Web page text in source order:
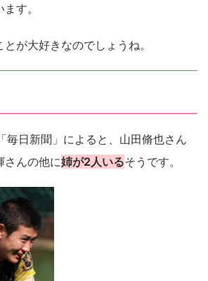
す。
が大好きなのでしょうね。
毎日新聞」によると、山田脩也さん
さんの他に姉が2人いるそうです。